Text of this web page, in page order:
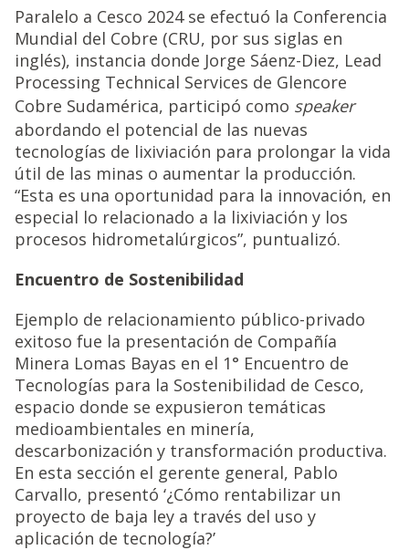
Paralelo a Cesco 2024 se efectuó la Conferencia
Mundial del Cobre (CRU, por sus siglas en
inglés), instancia donde Jorge Sáenz-Diez, Lead
Processing Technical Services de Glencore
Cobre Sudamérica, participó como speaker
abordando el potencial de las nuevas
tecnologías de lixiviación para prolongar la vida
útil de las minas o aumentar la producción.
“Esta es una oportunidad para la innovación, en
especial lo relacionado a la lixiviación y los
procesos hidrometalúrgicos”, puntualizó.
Encuentro de Sostenibilidad
Ejemplo de relacionamiento público-privado
exitoso fue la presentación de Compañía
Minera Lomas Bayas en el 1° Encuentro de
Tecnologías para la Sostenibilidad de Cesco,
espacio donde se expusieron temáticas
medioambientales en minería,
descarbonización y transformación productiva.
En esta sección el gerente general, Pablo
Carvallo, presentó ‘¿Cómo rentabilizar un
proyecto de baja ley a través del uso y
aplicación de tecnología?’